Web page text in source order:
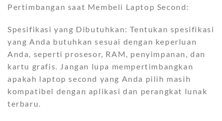
Pertimbangan saat Membeli Laptop Second:
Spesifikasi yang Dibutuhkan: Tentukan spesifikasi
yang Anda butuhkan sesuai dengan keperluan
Anda, seperti prosesor, RAM, penyimpanan, dan
kartu grafis. Jangan lupa mempertimbangkan
apakah laptop second yang Anda pilih masih
kompatibel dengan aplikasi dan perangkat lunak
terbaru.